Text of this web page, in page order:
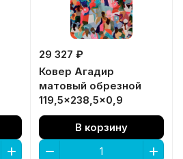
29 327 ₽
Ковер Агадир
матовый обрезной
119,5x238,5x0,9
В корзину